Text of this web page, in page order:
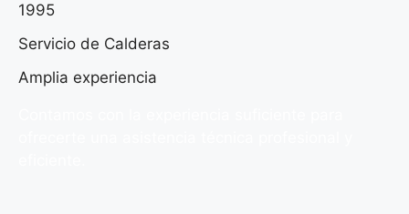
1995
Servicio de Calderas
Amplia experiencia